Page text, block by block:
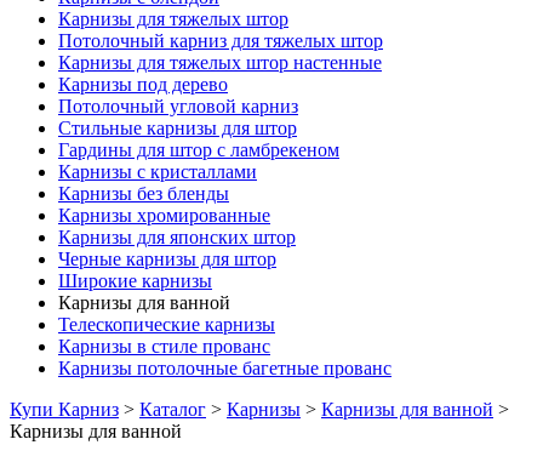
Карнизы для тяжелых штор
Потолочный карниз для тяжелых штор
Карнизы для тяжелых штор настенные
Карнизы под дерево
Потолочный угловой карниз
Стильные карнизы для штор
Гардины для штор с ламбрекеном
Карнизы с кристаллами
Карнизы без бленды
Карнизы хромированные
Карнизы для японских штор
Черные карнизы для штор
Широкие карнизы
Карнизы для ванной
Телескопические карнизы
Карнизы в стиле прованс
Карнизы потолочные багетные прованс
Купи Карниз > Каталог > Карнизы > Карнизы для ванной >
Карнизы для ванной